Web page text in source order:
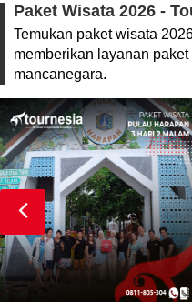
Paket Wisata 2026 -
Temukan paket wisata
memberikan layanan
mancanegara.